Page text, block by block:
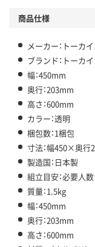
商品仕様
メーカー：トーカ
ブランド：トーカ
幅：450mm
奥行：203mm
高さ：600mm
カラー：透明
梱包数：1梱包
寸法：幅450×奥
製造国：日本製
組立目安：必要人数
質量：1.5kg
幅：450mm
奥行：203mm
高さ：600mm